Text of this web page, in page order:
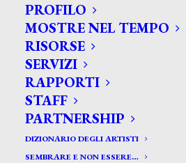
PROFILO
MOSTRE NEL TEMPO
RISORSE
SERVIZI
RAPPORTI
STAFF
PARTNERSHIP
DIZIONARIO DEGLI ARTISTI
SEMBRARE E NON ESSERE…
CERCA TRA GLI ARTISTI:
Search
for: